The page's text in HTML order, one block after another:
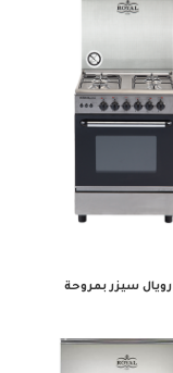
رويال سيزر بمروحة